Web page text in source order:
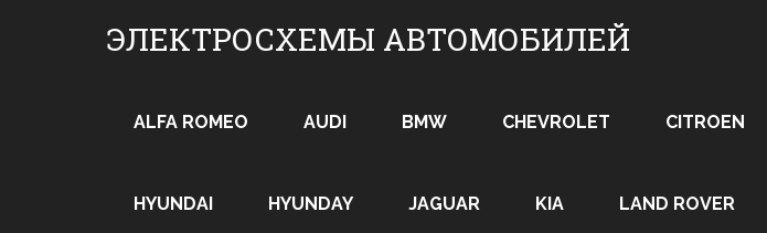
ЭЛЕКТРОСХЕМЫ АВТОМОБИЛЕЙ
ALFA ROMEO AUDI BMW CHEVROLET CITROEN
HYUNDAI HYUNDAY JAGUAR KIA LAND ROVER